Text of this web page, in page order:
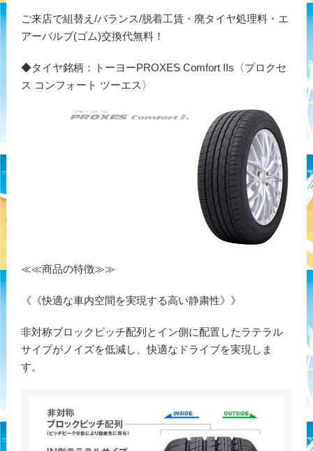
ご来店で組替え/バランス/脱着工賃・廃タイヤ処理料・エ
アーバルブ(ゴム)交換代無料！
◆タイヤ銘柄：トーヨーPROXES Comfort IIs〈プロクセ
ス コンフォート ツーエス〉
≪≪商品の特徴≫≫
《《快適な車内空間を実現する高い静粛性》》
非対称ブロックピッチ配列とイン側に配置したラテラル
サイプがノイズを低減し、快適なドライブを実現しま
す。